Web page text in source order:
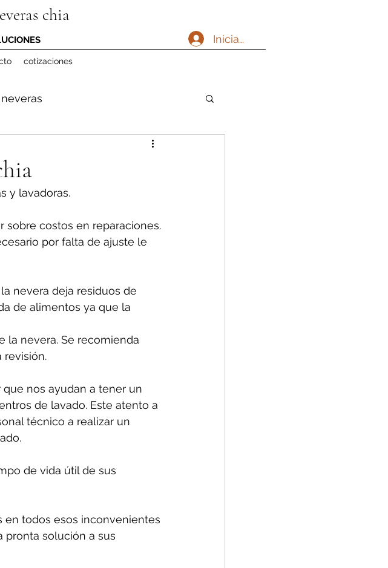
chia
Iniciar sesión
cotizaciones
y lavadoras.
costos en reparaciones.
por falta de ajuste le
nevera deja residuos de
de alimentos ya que la
la nevera. Se recomienda
revisión.
nos ayudan a tener un
de lavado. Este atento a
técnico a realizar un
de vida útil de sus
en todos esos inconvenientes
pronta solución a sus